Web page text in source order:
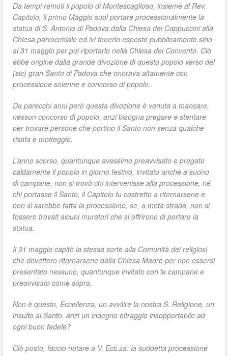
Da tempi remoti il popolo di Montescaglioso, insieme al Rev.
Capitolo, il primo Maggio suol portare processionalmente la
statua di S. Antonio di Padova dalla Chiesa dei Cappuccini alla
Chiesa parrocchiale ed ivi tenerlo esposto pubblicamente sino
al 31 maggio per poi riportarlo nella Chiesa del Convento. Ciò
ebbe origine dalla grande divozione di questo popolo verso del
(sic) gran Santo di Padova che onorava altamente con
processione solenne e concorso di popolo.
Da parecchi anni però questa divozione è venuta a mancare,
nessun concorso di popolo, anzi bisogna pregare e stentare
per trovare persone che portino il Santo non senza qualche
risata e motteggio.
L’anno scorso, quantunque avessimo preavvisato e pregato
caldamente il popolo in giorno festivo, invitato anche a suono
di campane, non si trovò chi intervenisse alla processione, né
chi portasse il Santo, il Capitolo fu costretto a ritornarsene e
non si sarebbe fatta la processione, se, a metà strada, non si
fossero trovati alcuni muratori che si offrirono di portare la
statua.
Il 31 maggio capitò la stessa sorte alla Comunità dei religiosi
che dovettero ritornarsene dalla Chiesa Madre per non essersi
presentato nessuno, quantunque invitato con le campane e
preavvisato come sopra.
Non è questo, Eccellenza, un avvilire la nostra S. Religione, un
insulto al Santo, anzi un indegno oltraggio insopportabile ad
ogni buon fedele?
Ciò posto, faccio notare a V. Ecc.za: la suddetta processione